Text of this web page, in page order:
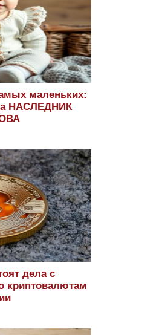
маленьких:
НАСЛЕДНИК
дела с
криптовалютам